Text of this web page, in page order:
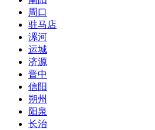
周口
驻马店
漯河
运城
济源
晋中
信阳
朔州
阳泉
长治